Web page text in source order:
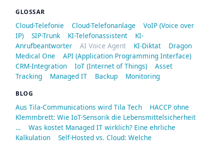
GLOSSAR
Cloud-Telefonie Cloud-Telefonanlage
VoIP (Voice over
IP)
SIP-Trunk KI-Telefonassistent
KI-
Anrufbeantworter
AI Voice Agent KI-Diktat
Dragon
Medical One
API (Application Programming Interface)
CRM-Integration
IoT (Internet of Things)
Asset
Tracking
Managed IT Backup Monitoring
BLOG
Aus Tila-Communications wird Tila Tech
HACCP ohne
Klemmbrett: Wie IoT-Sensorik die Lebensmittelsicherheit
…
Was kostet Managed IT wirklich? Eine ehrliche
Kalkulation
Self-Hosted vs. Cloud: Welche